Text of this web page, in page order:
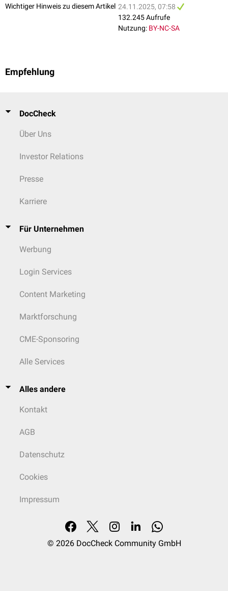
nervosa oder Bulimia nervosa auf.
Nebenwirkungengerechnet werden.
Wichtiger Hinweis zu diesem Artikel 24.11.2025, 07:58
132.245 Aufrufe
Nutzung: BY-NC-SA
Empfehlung
DocCheck
Über Uns
Investor Relations
Presse
Karriere
Für Unternehmen
Werbung
Login Services
Content Marketing
Marktforschung
CME-Sponsoring
Alle Services
Alles andere
Kontakt
AGB
Datenschutz
Cookies
Impressum
© 2026 DocCheck Community GmbH